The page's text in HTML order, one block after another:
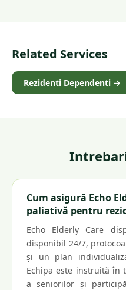
Related Services
Rezidenti Dependenti →
Cum asigură Echo
paliativă pentru
Echo Elderly Care
disponibil 24/7,
și un plan
Echipa este instruită în
a seniorilor și